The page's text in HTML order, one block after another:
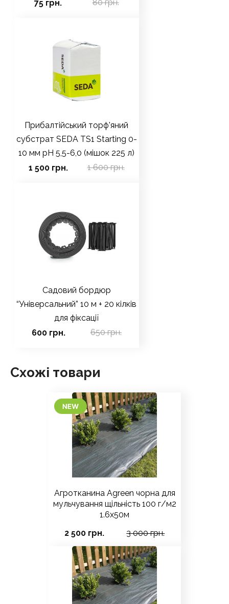
75 грн. 80 грн.
Прибалтійський торф'яний
субстрат SEDA TS1 Starting 0-
10 мм рН 5,5-6,0 (мішок 225 л)
1 500 грн.
1 600 грн.
Садовий бордюр
“Універсальний” 10 м + 20 кілків
для фіксації
600 грн.
650 грн.
Схожі товари
Агротканина Agreen чорна для
мульчування щільність 100 г/м2
1.6х50м
2 500 грн.
3 000 грн.